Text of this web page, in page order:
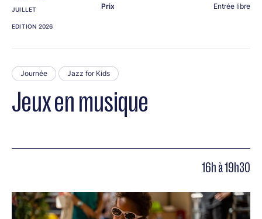
Jeux en musique
Journée Jazz for Kids
16h à 19h30
JUILLET
EDITION 2026
Prix Entrée libre